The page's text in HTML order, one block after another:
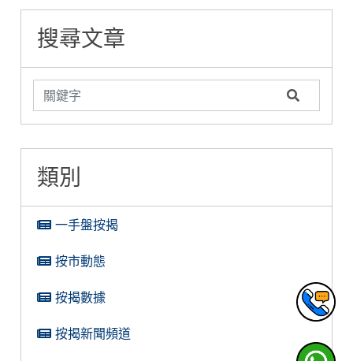
搜尋文章
類別
一手盤按揭
按市動態
按揭數據
按揭新聞頻道